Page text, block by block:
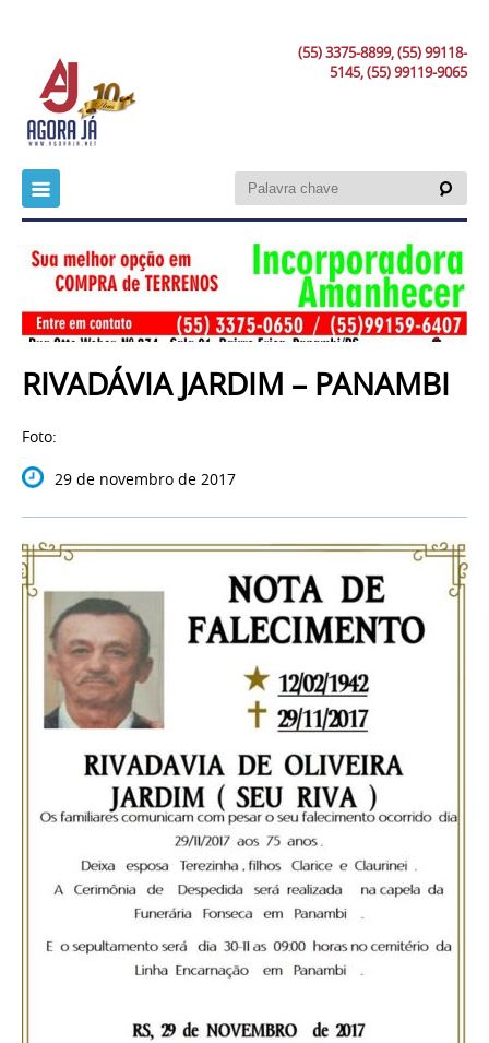
(55) 3375-8899, (55) 99118-
5145, (55) 99119-9065
RIVADÁVIA JARDIM – PANAMBI
Foto:
29 de novembro de 2017